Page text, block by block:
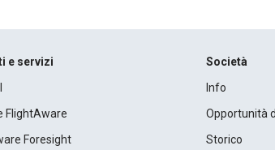
e servizi
FlightAware
Foresight
Società
Info
Opportunità
Storico